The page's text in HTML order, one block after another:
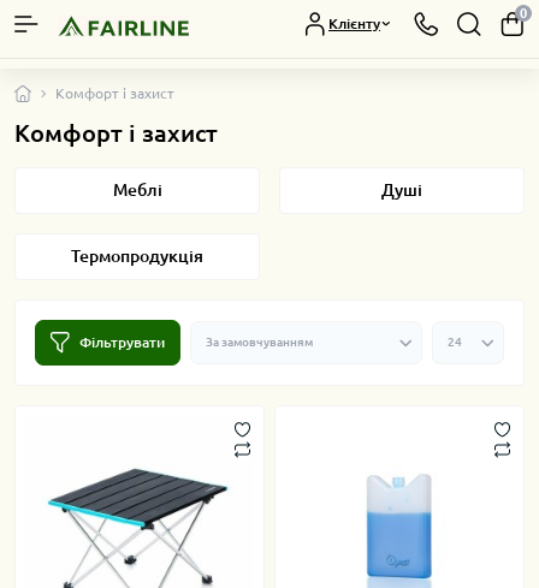
Клієнту
0
Комфорт і захист
Комфорт і захист
Меблі Душі
Термопродукція
Фільтрувати